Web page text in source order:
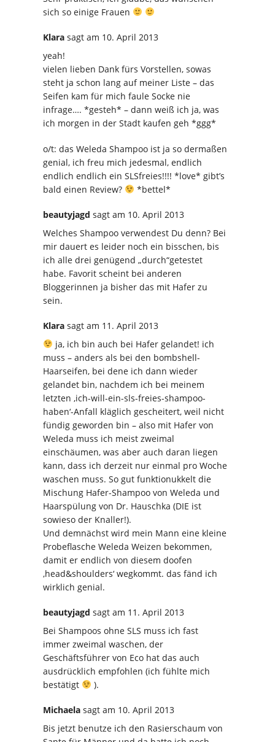
sich so einige Frauen
Klara sagt am 10. April 2013
yeah!
vielen lieben Dank fürs Vorstellen, sowas
steht ja schon lang auf meiner Liste – das
Seifen kam für mich faule Socke nie
infrage…. *gesteh* – dann weiß ich ja, was
ich morgen in der Stadt kaufen geh *ggg*
o/t: das Weleda Shampoo ist ja so dermaßen
genial, ich freu mich jedesmal, endlich
endlich endlich ein SLSfreies!!!! *love* gibt’s
bald einen Review?
*bettel*
beautyjagd sagt am 10. April 2013
Welches Shampoo verwendest Du denn? Bei
mir dauert es leider noch ein bisschen, bis
ich alle drei genügend „durch“getestet
habe. Favorit scheint bei anderen
Bloggerinnen ja bisher das mit Hafer zu
sein.
Klara sagt am 11. April 2013
ja, ich bin auch bei Hafer gelandet! ich
muss – anders als bei den bombshell-
Haarseifen, bei dene ich dann wieder
gelandet bin, nachdem ich bei meinem
letzten ‚ich-will-ein-sls-freies-shampoo-
haben‘-Anfall kläglich gescheitert, weil nicht
fündig geworden bin – also mit Hafer von
Weleda muss ich meist zweimal
einschäumen, was aber auch daran liegen
kann, dass ich derzeit nur einmal pro Woche
waschen muss. So gut funktionukkelt die
Mischung Hafer-Shampoo von Weleda und
Haarspülung von Dr. Hauschka (DIE ist
sowieso der Knaller!).
Und demnächst wird mein Mann eine kleine
Probeflasche Weleda Weizen bekommen,
damit er endlich von diesem doofen
‚head&shoulders‘ wegkommt. das fänd ich
wirklich genial.
beautyjagd sagt am 11. April 2013
Bei Shampoos ohne SLS muss ich fast
immer zweimal waschen, der
Geschäftsführer von Eco hat das auch
ausdrücklich empfohlen (ich fühlte mich
bestätigt
).
Michaela sagt am 10. April 2013
Bis jetzt benutze ich den Rasierschaum von